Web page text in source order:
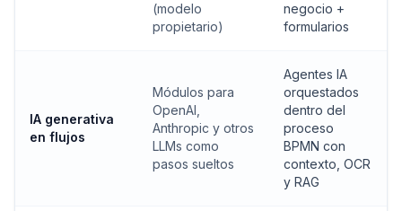
(modelo
propietario)
negocio +
formularios
IA generativa
en flujos
Módulos para
OpenAI,
Anthropic y otros
LLMs como
pasos sueltos
Agentes IA
orquestados
dentro del
proceso
BPMN con
contexto, OCR
y RAG